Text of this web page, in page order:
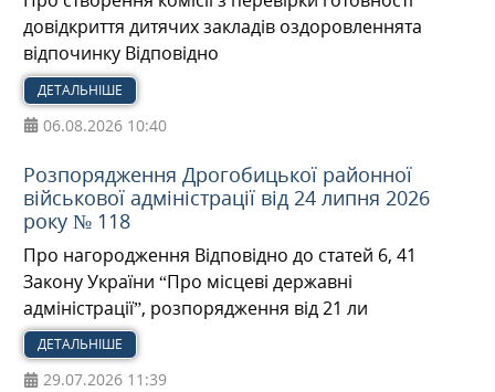
довідкриття дитячих закладів оздоровленнята
відпочинку Відповідно
ДЕТАЛЬНІШЕ
06.08.2026 10:40
Розпорядження Дрогобицької районної
військової адміністрації від 24 липня 2026
року № 118
Про нагородження Відповідно до статей 6, 41
Закону України “Про місцеві державні
адміністрації”, розпорядження від 21 ли
ДЕТАЛЬНІШЕ
29.07.2026 11:39